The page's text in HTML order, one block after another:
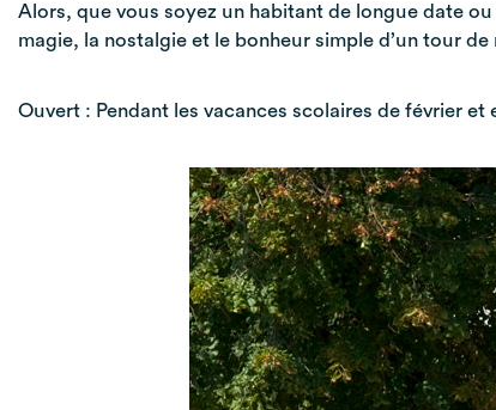
Alors, que vous soyez un habitant de longue date
magie, la nostalgie et le bonheur simple d’un tour
Ouvert : Pendant les vacances scolaires de février